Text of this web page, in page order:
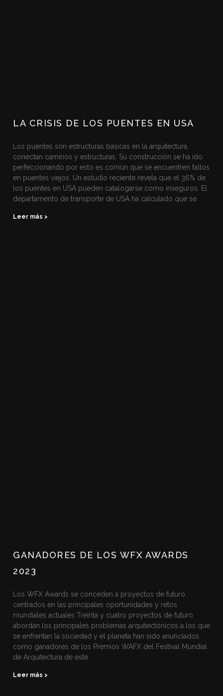
LA CRISIS DE LOS PUENTES EN USA
Los puentes son estructuras básicas en la arquitectura,
conectan caminos y estructuras. Su construcción se ha ido
perfeccionando por esto es común que se encuentren fallos
en puentes viejos. Un estudio reciente revela que el 36% de
los puentes en USA pueden catalogarse como inseguros. El
departamento de transporte de USA ha calculado que se
Leer más >
GANADORES DE LOS WFX AWARDS
2023
Los WFX Awards se conceden a proyectos de futuro
centrados en las principales oportunidades y retos
mundiales actuales Treinta y cuatro proyectos de futuro
abordan los principales problemas arquitectónicos a los que
se enfrentan la sociedad y el planeta han sido anunciados
como ganadores de los Premios WAFX del Festival Mundial
de Arquitectura de este
Leer más >